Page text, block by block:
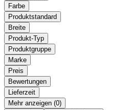
Farbe
Produktstandard
Breite
Produkt-Typ
Produktgruppe
Marke
Preis
Bewertungen
Lieferzeit
Mehr anzeigen ( )